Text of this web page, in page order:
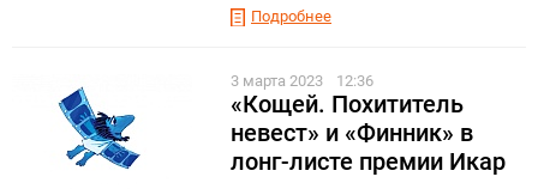
Подробнее
3 марта 2023 12:36
«Кощей. Похититель
невест» и «Финник» в
лонг-листе премии Икар